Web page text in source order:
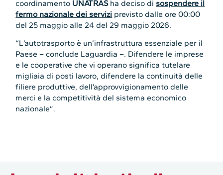
coordinamento UNATRASha deciso di sospendere il
fermo nazionale dei servizi previsto dalle ore 00:00
del 25 maggio alle 24 del 29 maggio 2026.
“L’autotrasporto è un’infrastruttura essenziale per il
Paese – conclude Laguardia –. Difendere le imprese
e le cooperative che vi operano significa tutelare
migliaia di posti lavoro, difendere la continuità delle
filiere produttive, dell’approvvigionamento delle
merci e la competitività del sistema economico
nazionale”.